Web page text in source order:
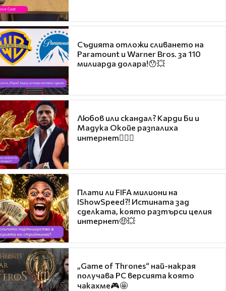
Съдията отложи сливането на
Paramount и Warner Bros. за 110
милиарда долара!😯💥
Любов или скандал? Карди Би и
Мадука Окойе разпалиха
интернет❤️‍🔥🔥
Плати ли FIFA милиони на
IShowSpeed?! Истината зад
сделката, която разтърси целия
интернет🤑💥
„Game of Thrones“ най-накрая
получава PC версията която
чакахме🎮🤩